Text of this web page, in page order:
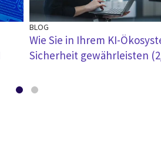
BLOG
Wie Sie in Ihrem KI-
Sicherheit gewährleisten